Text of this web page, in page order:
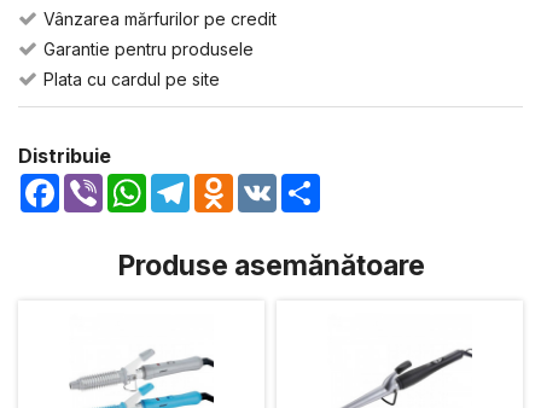
Vânzarea mărfurilor pe credit
Garantie pentru produsele
Plata cu cardul pe site
Distribuie
Facebook
Viber WhatsApp
TelegramOdnoklassniki
VK
Produse asemănătoare